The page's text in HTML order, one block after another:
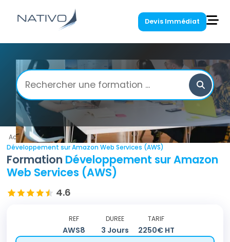
Devis Immédiat
Accueil / Amazon Web Services
/
Développement sur Amazon Web Services (AWS)
Formation Développement sur Amazon
Web Services (AWS)
4.6
REF
AWS8
DUREE
3 Jours
TARIF
2250€ HT